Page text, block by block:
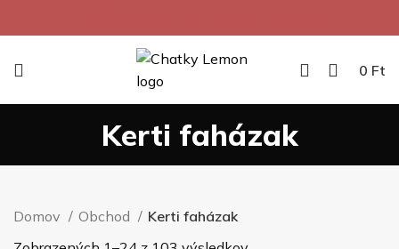
0 Ft
Kerti faházak
Domov Obchod
Kerti faházak